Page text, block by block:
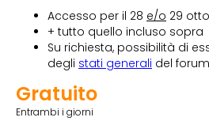
Accesso per il 28 e/o 29
+ tutto quello incluso sopra
Su richiesta, possibilità di
degli stati generali del forum
Gratuito
Entrambi i giorni